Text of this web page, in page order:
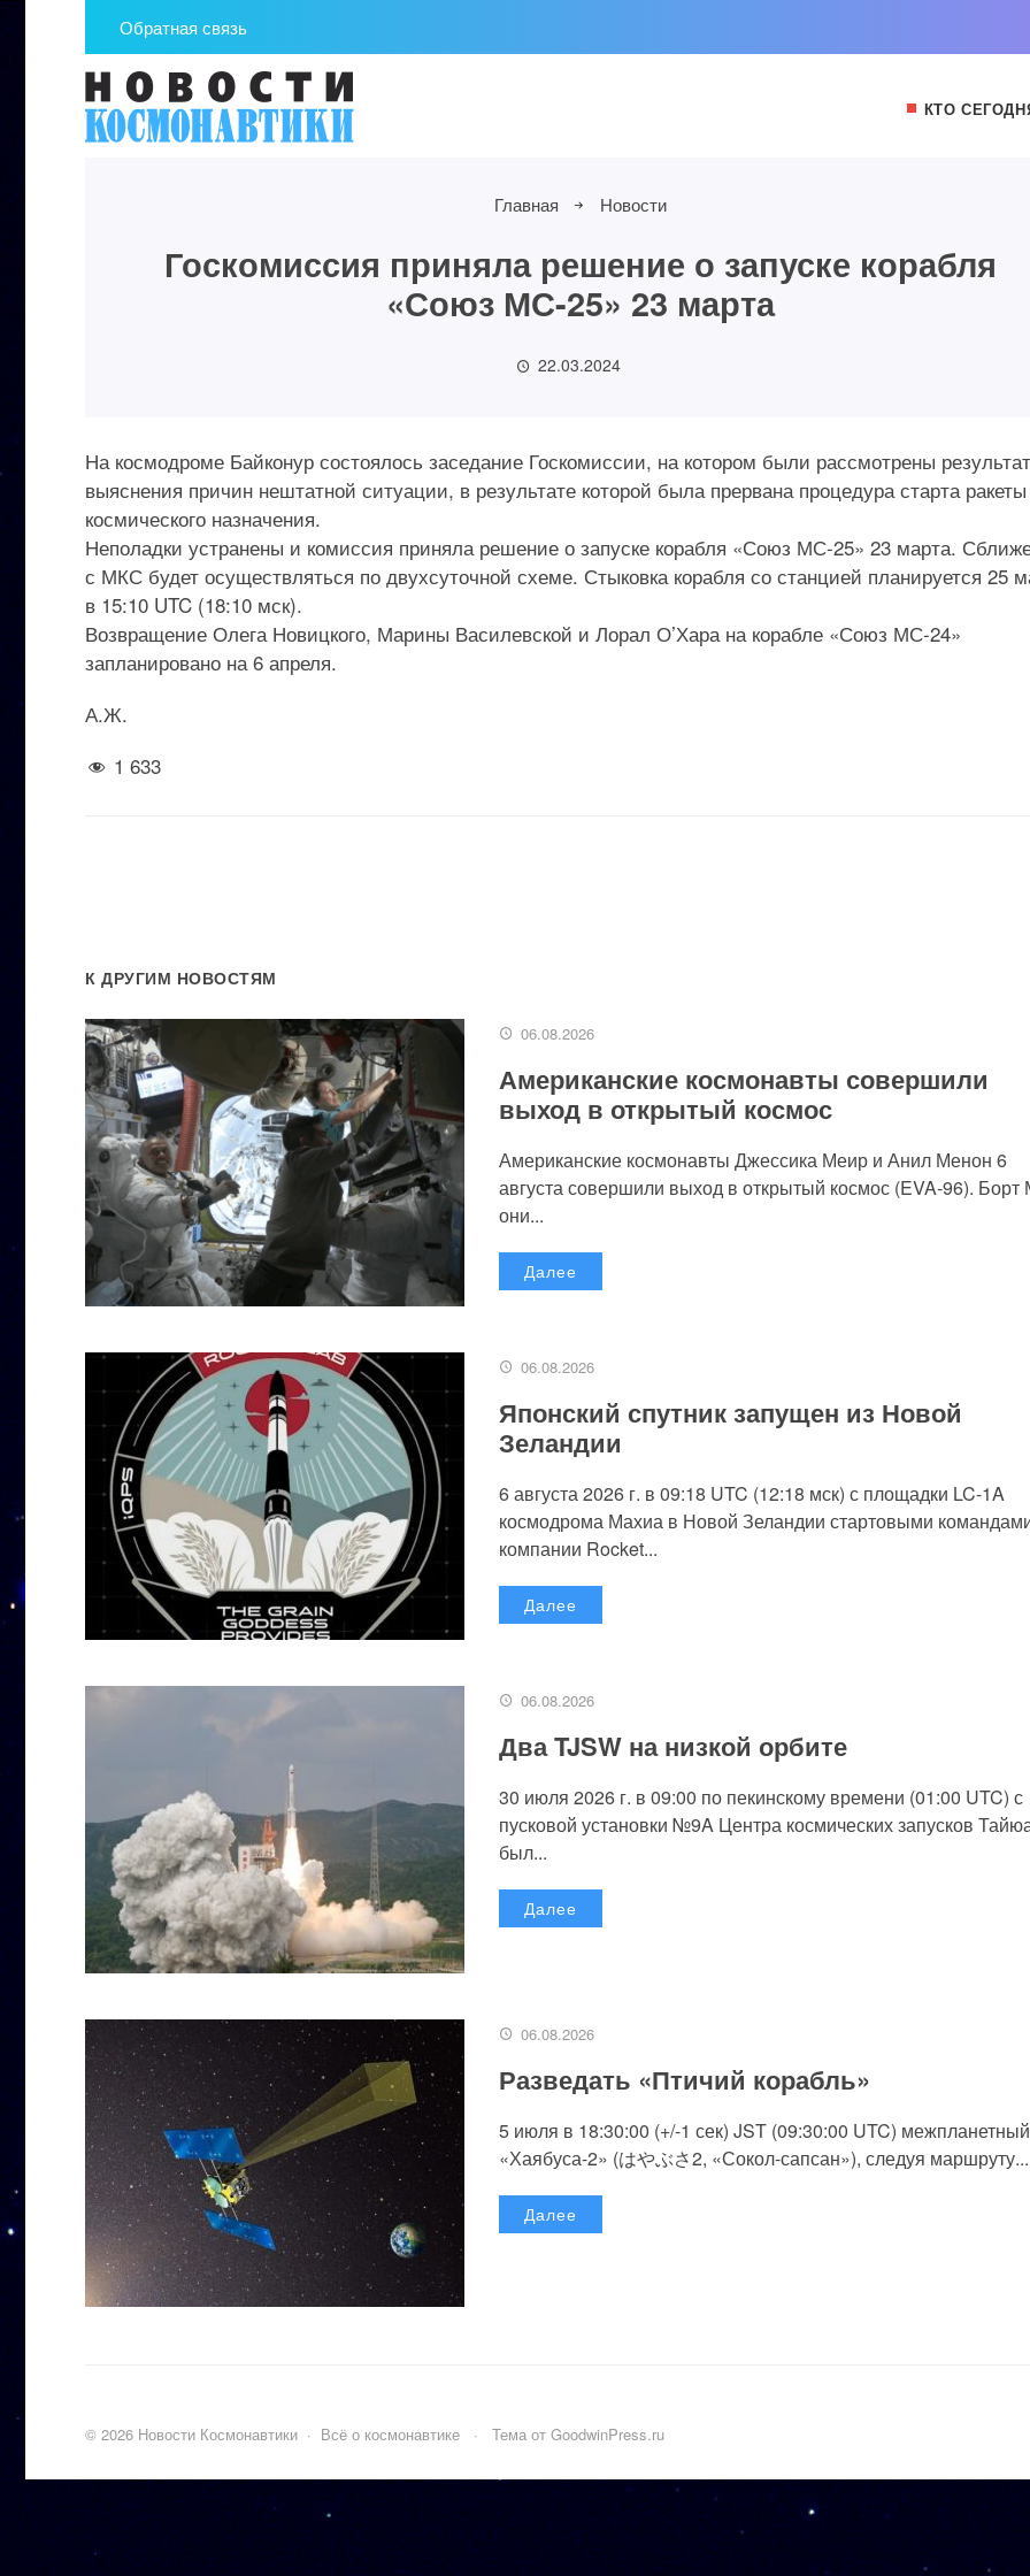
Обратная связь
КТО
Главная Новости
Госкомиссия приняла решение о запуске корабля
«Союз МС-25» 23 марта
22.03.2024
На космодроме Байконур состоялось заседание Госкомиссии, на котором были рассмотрены
выяснения причин нештатной ситуации, в результате которой была прервана процедура старта ракеты
космического назначения.
Неполадки устранены и комиссия приняла решение о запуске корабля «Союз МС-25» 23 марта.
с МКС будет осуществляться по двухсуточной схеме. Стыковка корабля со станцией планируется 25
в 15:10 UTC (18:10 мск).
Возвращение Олега Новицкого, Марины Василевской и Лорал О’Хара на корабле «Союз МС-24»
запланировано на 6 апреля.
А.Ж.
1 633
К ДРУГИМ НОВОСТЯМ
06.08.2026
Американские космонавты совершили
выход в открытый космос
Американские космонавты Джессика Меир и Анил Менон 6
августа совершили выход в открытый космос (EVA-96).
они...
Далее
06.08.2026
Японский спутник запущен из Новой
Зеландии
6 августа 2026 г. в 09:18 UTC (12:18 мск) с площадки LC-1A
космодрома Махиа в Новой Зеландии стартовыми
компании Rocket...
Далее
06.08.2026
Два TJSW на низкой орбите
30 июля 2026 г. в 09:00 по пекинскому времени (01:00 UTC) с
пусковой установки №9A Центра космических запусков
был...
Далее
06.08.2026
Разведать «Птичий корабль»
5 июля в 18:30:00 (+/-1 сек) JST (09:30:00 UTC)
«Хаябуса-2» (はやぶさ2, «Сокол-сапсан»), следуя маршруту...
Далее
© 2026 Новости Космонавтики · Всё о космонавтике · Тема от GoodwinPress.ru